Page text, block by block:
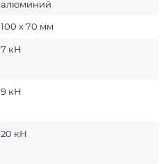
алюминий
100 x 70 мм
7 кН
9 кН
20 кН